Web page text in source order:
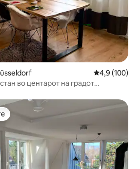
Просечна
4,9 (100)
во центарот на градот